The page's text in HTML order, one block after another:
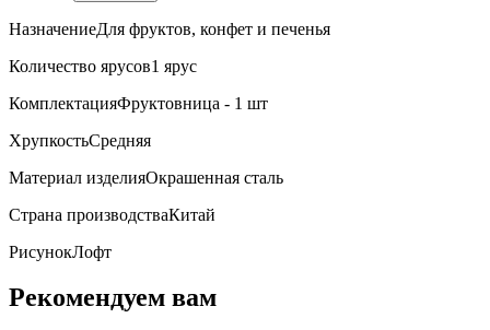
НазначениеДля фруктов, конфет и печенья
Количество ярусов1 ярус
КомплектацияФруктовница - 1 шт
ХрупкостьСредняя
Материал изделияОкрашенная сталь
Страна производстваКитай
РисунокЛофт
Рекомендуем вам